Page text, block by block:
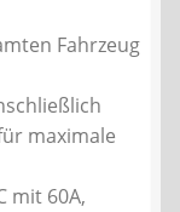
Fahrzeug
maximale
mit 60A,